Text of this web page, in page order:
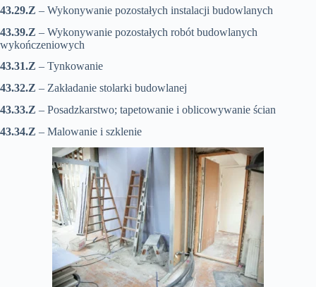
43.29.Z – Wykonywanie pozostałych instalacji budowlanych
43.39.Z – Wykonywanie pozostałych robót budowlanych
wykończeniowych
43.31.Z – Tynkowanie
43.32.Z – Zakładanie stolarki budowlanej
43.33.Z – Posadzkarstwo; tapetowanie i oblicowywanie ścian
43.34.Z – Malowanie i szklenie